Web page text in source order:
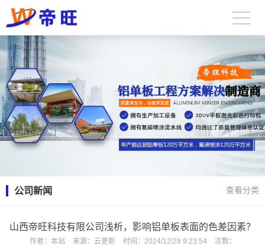
公司新闻 查看分类
山西帝旺科技有限公司浅析，影响铝单板表面的色差因素？
作者： 本站 来源： 云更新 时间： 2024/12/28 9:23:54 次数：